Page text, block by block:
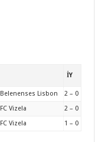
İY
Belenenses Lisbon
2 – 0
FC Vizela
2 – 0
FC Vizela 1 – 0